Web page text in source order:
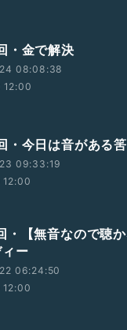
・金で解決
08:08:38
12:00
・今日は音がある
09:33:19
12:00
・【無音なので聴
ー
06:24:50
12:00